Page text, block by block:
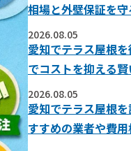
相場と外壁保証を
2026.08.05
愛知でテラス屋根
でコストを抑える
2026.08.05
愛知でテラス屋根
すすめの業者や費